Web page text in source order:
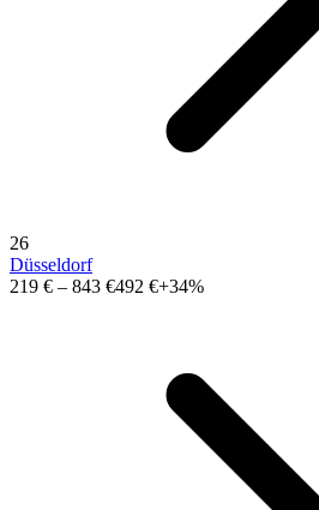
26
Düsseldorf
219 € – 843 €492 €+34%